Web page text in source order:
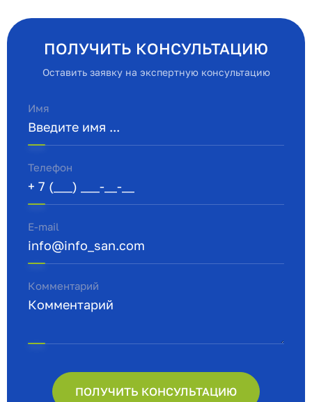
ПОЛУЧИТЬ КОНСУЛЬТАЦИЮ
Оставить заявку на экспертную консультацию
Имя
Телефон
E-mail
Комментарий
ПОЛУЧИТЬ КОНСУЛЬТАЦИЮ